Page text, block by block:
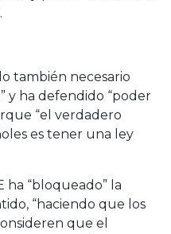
también necesario
y ha defendido “poder
“el verdadero
es tener una ley
ha “bloqueado” la
“haciendo que los
que el